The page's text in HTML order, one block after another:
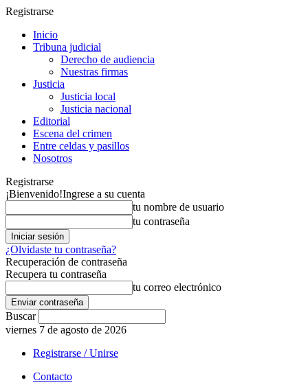
Registrarse
Inicio
Tribuna judicial
Derecho de audiencia
Nuestras firmas
Justicia
Justicia local
Justicia nacional
Editorial
Escena del crimen
Entre celdas y pasillos
Nosotros
Registrarse
¡Bienvenido!Ingrese a su cuenta
tu nombre de usuario
tu contraseña
¿Olvidaste tu contraseña?
Recuperación de contraseña
Recupera tu contraseña
tu correo electrónico
Buscar
viernes 7 de agosto de 2026
Registrarse / Unirse
Contacto